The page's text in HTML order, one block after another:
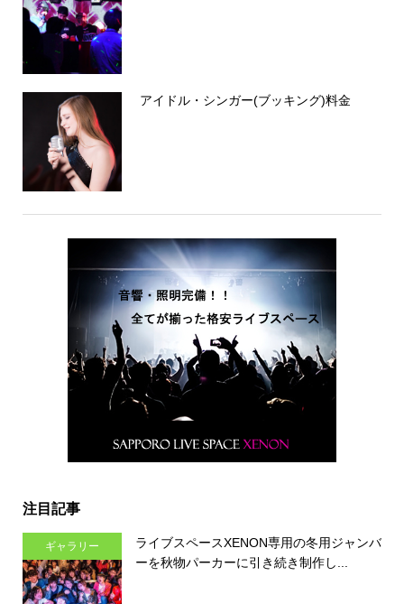
アイドル・シンガー(ブッキング)料金
注目記事
ギャラリー
ライブスペースXENON専用の冬用ジャンバ
ーを秋物パーカーに引き続き制作し...